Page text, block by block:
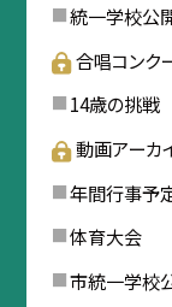
統一学校公
合唱コンク
14歳の挑戦
動画アーカ
年間行事予
体育大会
市統一学校